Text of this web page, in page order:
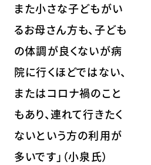
また小さな子どもがい
るお母さん方も、子ども
の体調が良くないが病
院に行くほどではない、
またはコロナ禍のこと
もあり、連れて行きたく
ないという方の利用が
多いです」（小泉氏）